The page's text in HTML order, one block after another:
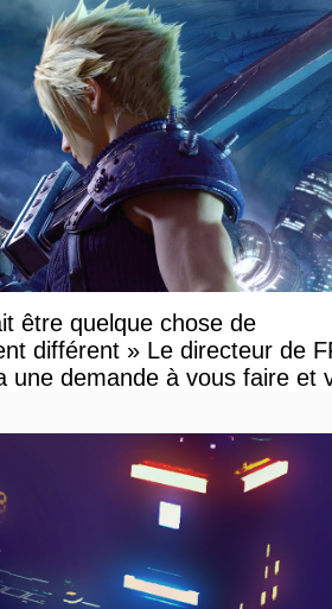
être quelque chose de
différent » Le directeur de
une demande à vous faire et